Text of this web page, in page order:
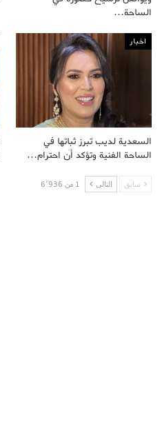
الساحة…
اخبار
السعدية لديب تبرز ثباتها في
الساحة الفنية وتؤكد أن احترام…
سابق التالى 1 من 6٬936